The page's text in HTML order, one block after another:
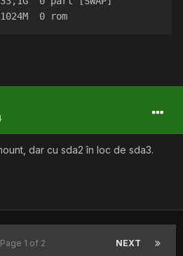
0 rom
dar cu sda2 în loc de sda3.
NEXT
Page 1 of 2